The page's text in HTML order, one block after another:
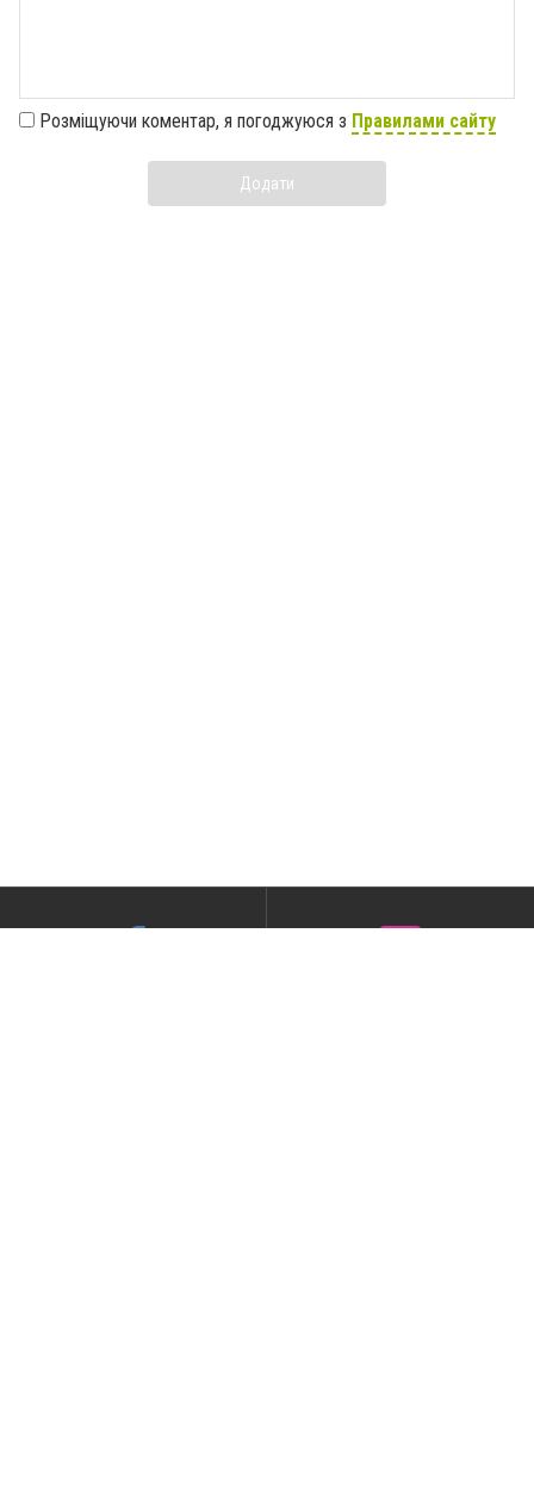
Розміщуючи коментар, я погоджуюся з Правилами сайту
Додати